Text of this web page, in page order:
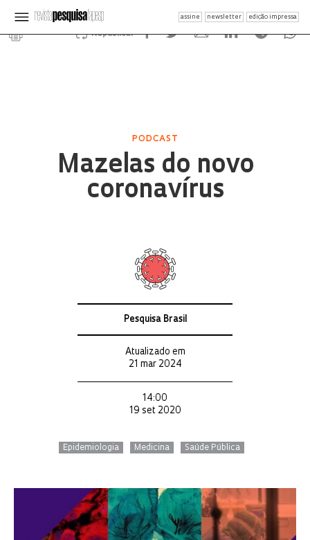
assine newsletter edição impressa
Republicar
PODCAST
Mazelas do novo
coronavírus
Pesquisa Brasil
Atualizado em
21 mar 2024
14:00
19 set 2020
Epidemiologia Medicina Saúde Pública